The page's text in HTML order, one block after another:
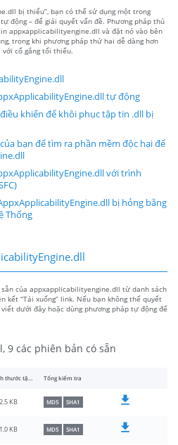
bị thiếu”, bạn có thể sử dụng một trong
động – để giải quyết vấn đề. Phương pháp thủ
appxapplicabilityengine.dll và đặt nó vào bên
trong khi phương pháp thứ hai dễ dàng hơn
cố gắng tối thiểu.
tự động
khiển để khôi phục tập tin .dll bị
bạn để tìm ra phần mềm độc hại để
với trình
bị hỏng bằng
Thống
của appxapplicabilityengine.dll từ danh sách
kết “Tải xuống” link. Nếu bạn không thể quyết
dưới đây hoặc dùng phương pháp tự động để
9 các phiên bản có sẵn
Kích thước tập tin Tổng kiểm tra
KB MD5 SHA1
KB MD5 SHA1